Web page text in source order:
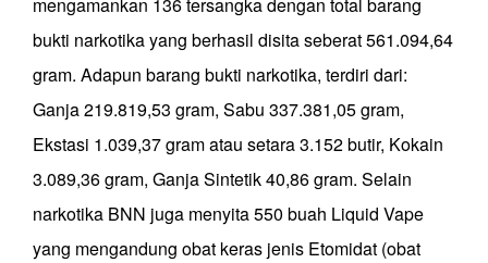
mengamankan 136 tersangka dengan total barang
bukti narkotika yang berhasil disita seberat 561.094,64
gram. Adapun barang bukti narkotika, terdiri dari:
Ganja 219.819,53 gram, Sabu 337.381,05 gram,
Ekstasi 1.039,37 gram atau setara 3.152 butir, Kokain
3.089,36 gram, Ganja Sintetik 40,86 gram. Selain
narkotika BNN juga menyita 550 buah Liquid Vape
yang mengandung obat keras jenis Etomidat (obat